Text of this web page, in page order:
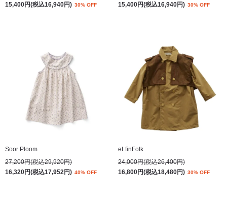
15,400円(税込16,940円) 30% OFF
15,400円(税込16,940円) 30% OFF
Soor Ploom
27,200円(税込29,920円)
16,320円(税込17,952円) 40% OFF
eLfinFolk
24,000円(税込26,400円)
16,800円(税込18,480円) 30% OFF